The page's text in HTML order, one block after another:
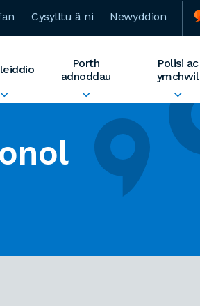
Cysylltu â ni Newyddion
Porth
adnoddau
Polisi ac
ymchwil